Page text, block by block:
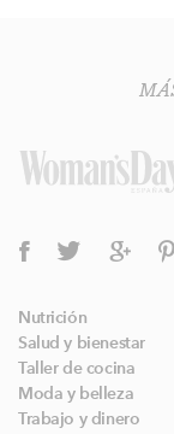
Nutrición
Salud y bienestar
Taller de cocina
Moda y belleza
Trabajo y dinero